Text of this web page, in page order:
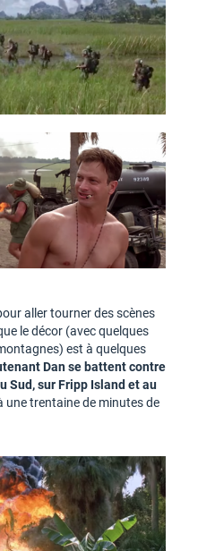
aller tourner des scènes
le décor (avec quelques
est à quelques
Dan se battent contre
Sud, sur Fripp Island et au
une trentaine de minutes de